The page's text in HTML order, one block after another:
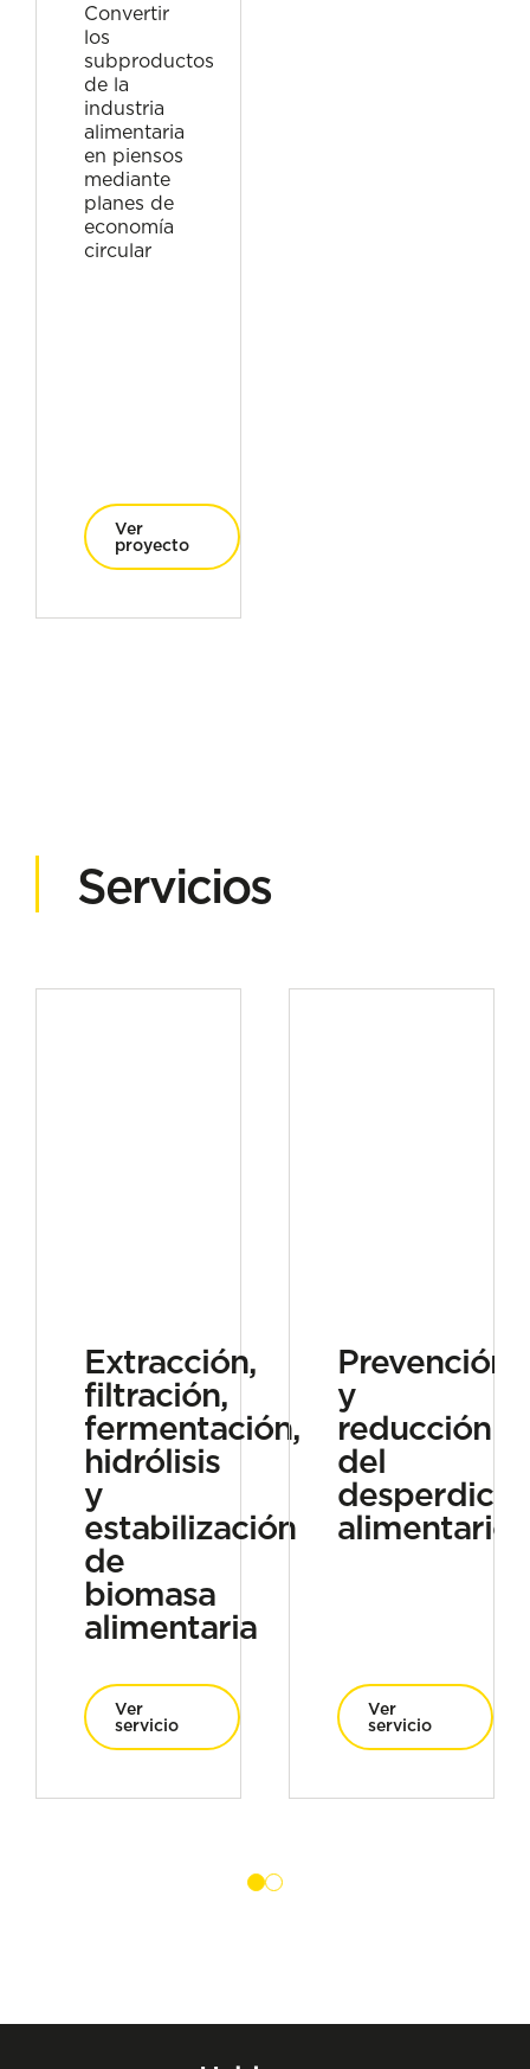
Convertir
los
subproductos
de la
industria
alimentaria
en piensos
mediante
planes de
economía
circular
Ver
proyecto
Servicios
Extracción,
filtración,
fermentación,
hidrólisis
y
estabilización
de
biomasa
alimentaria
Ver
servicio
Prevención
y
reducción
del
desperdicio
alimentario
Ver
servicio